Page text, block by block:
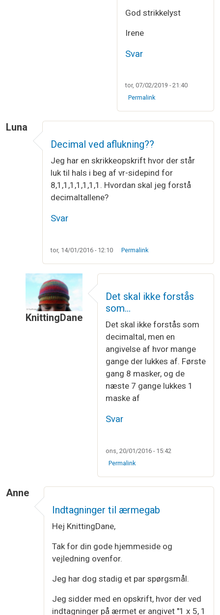
God strikkelyst
Irene
Svar
tor, 07/02/2019 - 21:40
Permalink
Luna
Decimal ved aflukning??
Jeg har en skrikkeopskrift hvor der står
luk til hals i beg af vr-sidepind for
8,1,1,1,1,1,1,1. Hvordan skal jeg forstå
decimaltallene?
Svar
tor, 14/01/2016 - 12:10 Permalink
KnittingDane
Decimal ved aflukning??afLuna
Det skal ikke forstås
som…
Det skal ikke forstås som
decimaltal, men en
angivelse af hvor mange
gange der lukkes af. Første
gang 8 masker, og de
næste 7 gange lukkes 1
maske af
Svar
ons, 20/01/2016 - 15:42
Permalink
Anne
Indtagninger til ærmegab
Hej KnittingDane,
Tak for din gode hjemmeside og
vejledning ovenfor.
Jeg har dog stadig et par spørgsmål.
Jeg sidder med en opskrift, hvor der ved
indtagninger på ærmet er angivet "1 x 5, 1